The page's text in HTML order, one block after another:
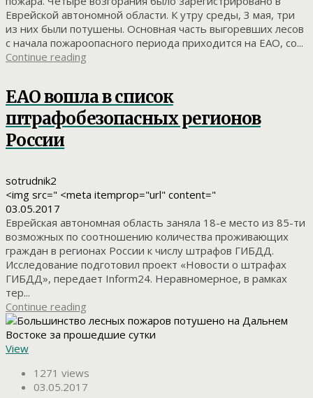
Еврейской автономной области. К утру среды, 3 мая, три
из них были потушены. Основная часть выгоревших лесов
с начала пожароопасного периода приходится на ЕАО, со...
Continue reading
ЕАО вошла в список
штрафобезопасных регионов
России
sotrudnik2
<img src=" <meta itemprop="url" content="
03.05.2017
Еврейская автономная область заняла 18-е место из 85-ти
возможных по соотношению количества проживающих
граждан в регионах России к числу штрафов ГИБДД.
Исследование подготовил проект «Новости о штрафах
ГИБДД», передает Inform24. Неравномерное, в рамках
тер...
Continue reading
View
1271 views
03.05.2017